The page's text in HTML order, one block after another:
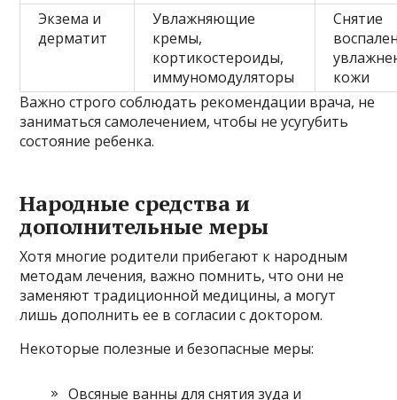
Экзема и
дерматит
Увлажняющие
кремы,
кортикостероиды,
иммуномодуляторы
Снятие
кожи
Важно строго соблюдать рекомендации врача, не
заниматься самолечением, чтобы не усугубить
состояние ребенка.
Народные средства и
дополнительные меры
Хотя многие родители прибегают к народным
методам лечения, важно помнить, что они не
заменяют традиционной медицины, а могут
лишь дополнить ее в согласии с доктором.
Некоторые полезные и безопасные меры:
Овсяные ванны для снятия зуда и